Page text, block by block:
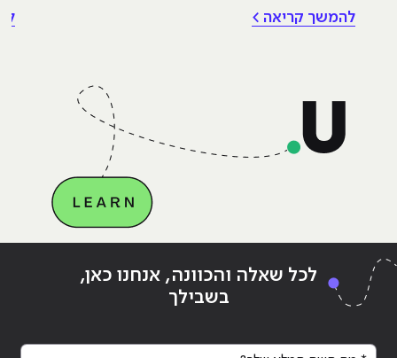
כבר נגע במוצר אמיתי, כבר צבר ביטחון.
Continue reading
הדיגיטלי"
להמשך קריאה >
לכל שאלה והכוונה, אנחנו כאן,
בשבילך
* מה השם המלא שלך?